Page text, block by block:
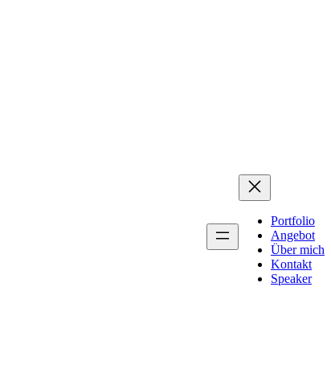
Portfolio
Angebot
Über mich
Kontakt
Speaker